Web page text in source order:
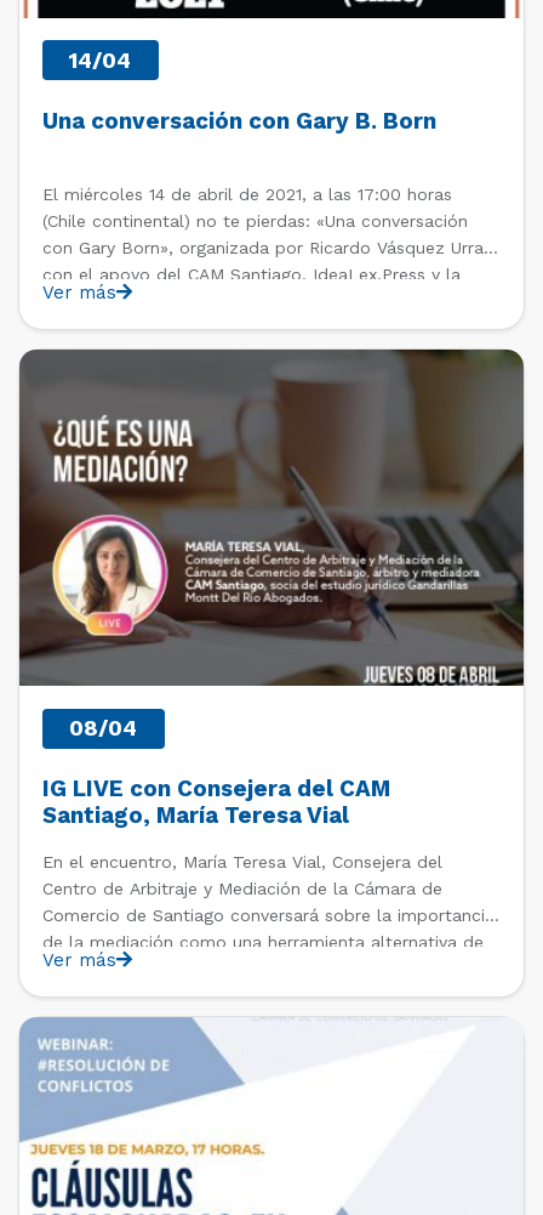
14/04
Una conversación con Gary B. Born
El miércoles 14 de abril de 2021, a las 17:00 horas
(Chile continental) no te pierdas: «Una conversación
con Gary Born», organizada por Ricardo Vásquez Urra,
con el apoyo del CAM Santiago, IdeaLex.Press y la
Facultad de Derecho de la Universidad de Chile. Gary
B. Born es presidente de la […]
Ver más
08/04
IG LIVE con Consejera del CAM
Santiago, María Teresa Vial
En el encuentro, María Teresa Vial, Consejera del
Centro de Arbitraje y Mediación de la Cámara de
Comercio de Santiago conversará sobre la importancia
de la mediación como una herramienta alternativa de
resolución de conflictos.
Ver más
PAST EVENTS